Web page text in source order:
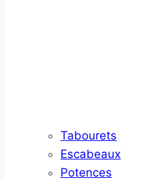
Tabourets
Escabeaux
Potences